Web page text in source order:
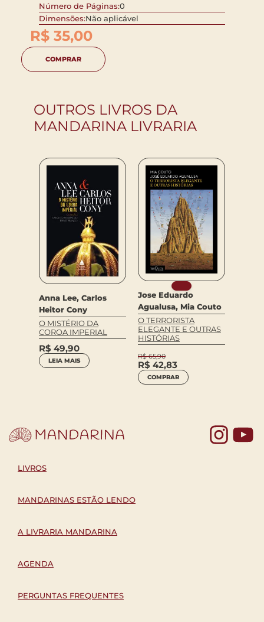
Número de Páginas:0
Dimensões:Não aplicável
R$ 35,00
COMPRAR
OUTROS LIVROS DA
MANDARINA LIVRARIA
Anna Lee, Carlos
Heitor Cony
O MISTÉRIO DA
COROA IMPERIAL
R$ 49,90
LEIA MAIS
Jose Eduardo
Agualusa, Mia Couto
O TERRORISTA
ELEGANTE E OUTRAS
HISTÓRIAS
R$65,90
R$ 42,83
COMPRAR
LIVROS
MANDARINAS ESTÃO LENDO
A LIVRARIA MANDARINA
AGENDA
PERGUNTAS FREQUENTES